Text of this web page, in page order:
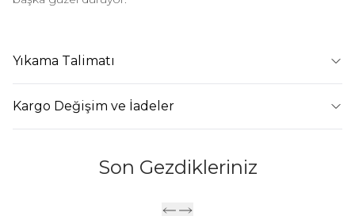
Yıkama Talimatı
Kargo Değişim ve İadeler
Son Gezdikleriniz